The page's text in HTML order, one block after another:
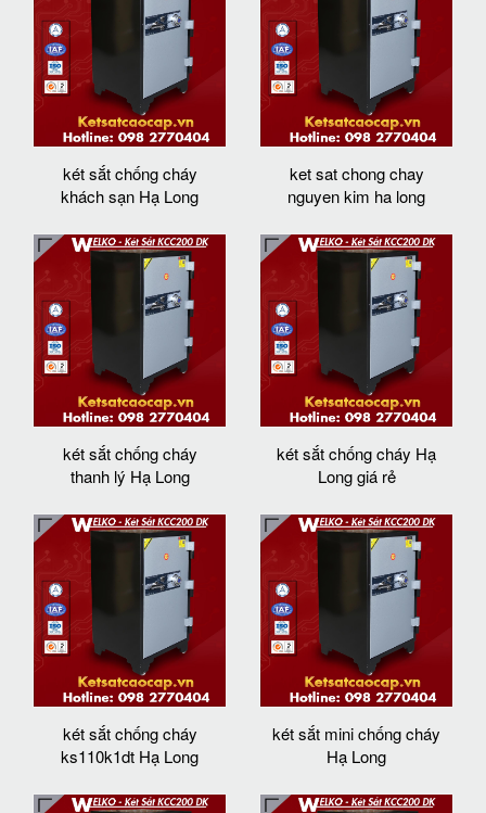
két sắt chống cháy
khách sạn Hạ Long
ket sat chong chay
nguyen kim ha long
két sắt chống cháy
thanh lý Hạ Long
két sắt chống cháy Hạ
Long giá rẻ
két sắt chống cháy
ks110k1dt Hạ Long
két sắt mini chống cháy
Hạ Long